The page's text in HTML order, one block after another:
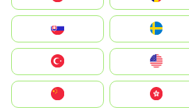
United States
中國香港特別行政區